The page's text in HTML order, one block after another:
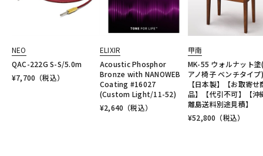
NEO
QAC-222G S-S/5.0m
¥7,700 （税込）
ELIXIR
Acoustic Phosphor
Bronze with NANOWEB
Coating #16027
(Custom Light/11-52)
¥2,640 （税込）
甲南
MK-55 ウォルナット
アノ椅子 ベンチタイプ)
【日本製】【お取寄せ
品】【代引不可】【沖
離島送料別途見積】
¥52,800 （税込）